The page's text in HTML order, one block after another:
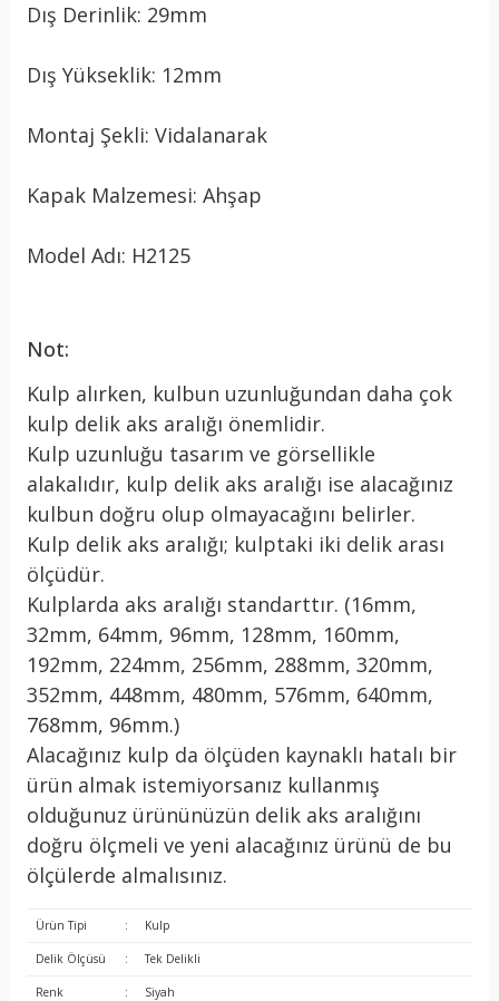
Dış Derinlik: 29mm
Dış Yükseklik: 12mm
Montaj Şekli: Vidalanarak
Kapak Malzemesi: Ahşap
Model Adı: H2125
Not:
Kulp alırken, kulbun uzunluğundan daha çok
kulp delik aks aralığı önemlidir.
Kulp uzunluğu tasarım ve görsellikle
alakalıdır, kulp delik aks aralığı ise alacağınız
kulbun doğru olup olmayacağını belirler.
Kulp delik aks aralığı; kulptaki iki delik arası
ölçüdür.
Kulplarda aks aralığı standarttır. (16mm,
32mm, 64mm, 96mm, 128mm, 160mm,
192mm, 224mm, 256mm, 288mm, 320mm,
352mm, 448mm, 480mm, 576mm, 640mm,
768mm, 96mm.)
Alacağınız kulp da ölçüden kaynaklı hatalı bir
ürün almak istemiyorsanız kullanmış
olduğunuz ürününüzün delik aks aralığını
doğru ölçmeli ve yeni alacağınız ürünü de bu
ölçülerde almalısınız.
Ürün Tipi : Kulp
Delik Ölçüsü : Tek Delikli
Renk : Siyah